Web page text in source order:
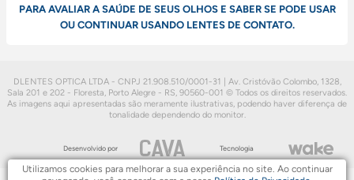
PARA AVALIAR A SAÚDE DE SEUS OLHOS E SABER SE PODE USAR
OU CONTINUAR USANDO LENTES DE CONTATO.
DLENTES OPTICA LTDA - CNPJ 21.908.510/0001-31 | Av. Cristóvão Colombo, 1328,
Sala 201 e 202 - Floresta, Porto Alegre - RS, 90560-001 © Todos os direitos reservados.
As imagens aqui apresentadas são meramente ilustrativas, podendo haver diferença de
tonalidade dependendo do monitor.
Desenvolvido por Tecnologia
Utilizamos cookies para melhorar a sua experiência no site. Ao continuar